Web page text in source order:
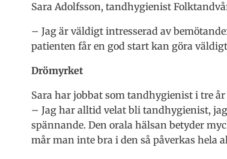
Sara Adolfsson, tandhygienist
– Jag är väldigt intresserad av
patienten får en god start kan göra
Drömyrket
Sara har jobbat som tandhygienist i tre
– Jag har alltid velat bli tandhygienist,
spännande. Den orala hälsan betyder
mår man inte bra i den så påverkas hela